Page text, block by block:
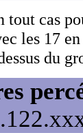
tout cas
les 17
du